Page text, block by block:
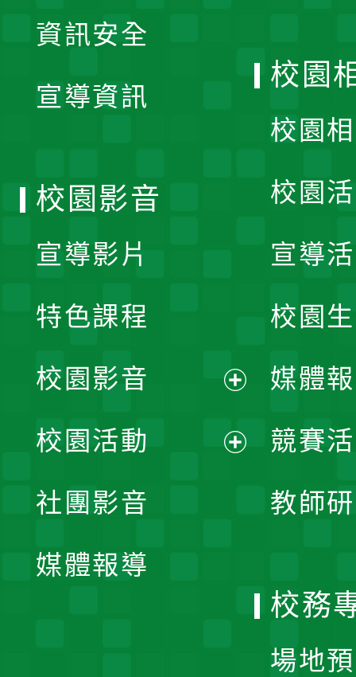
資訊安全
宣導資訊
校園
校園
校園
宣導
校園
媒體
競賽
教師
校園影音
宣導影片
特色課程
校園影音
開
校園活動
社團影音
媒體報導
校務
場地